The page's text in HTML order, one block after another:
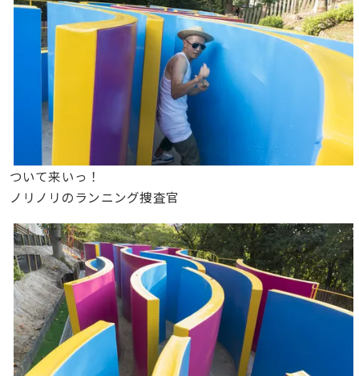
ついて来いっ！
ノリノリのランニング捜査官